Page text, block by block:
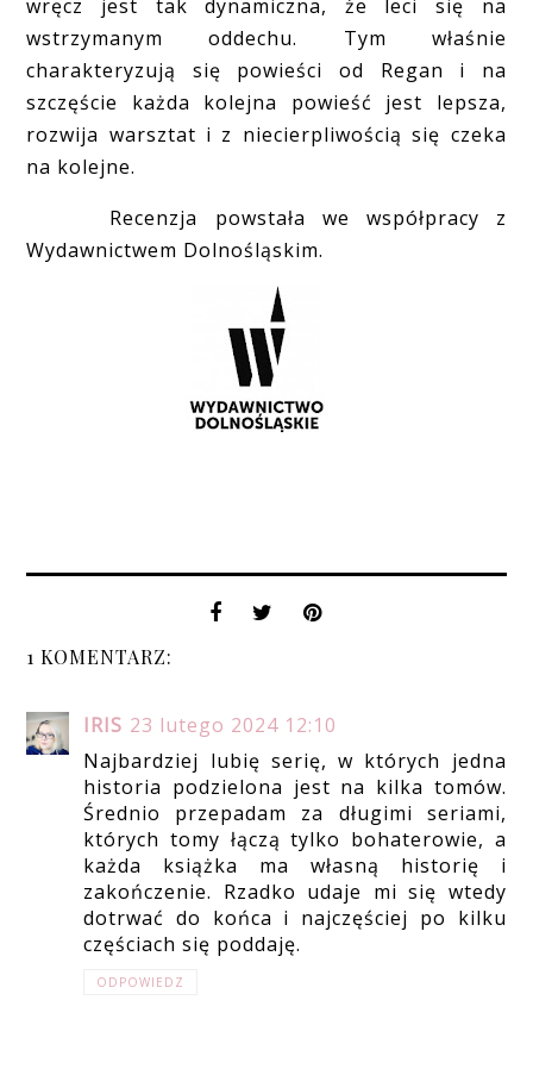
wręcz jest tak dynamiczna, że leci się na
wstrzymanym oddechu. Tym właśnie
charakteryzują się powieści od Regan i na
szczęście każda kolejna powieść jest lepsza,
rozwija warsztat i z niecierpliwością się czeka
na kolejne.
Recenzja powstała we współpracy z
Wydawnictwem Dolnośląskim.
1 KOMENTARZ:
IRIS 23 lutego 2024 12:10
Najbardziej lubię serię, w których jedna
historia podzielona jest na kilka tomów.
Średnio przepadam za długimi seriami,
których tomy łączą tylko bohaterowie, a
każda książka ma własną historię i
zakończenie. Rzadko udaje mi się wtedy
dotrwać do końca i najczęściej po kilku
częściach się poddaję.
ODPOWIEDZ